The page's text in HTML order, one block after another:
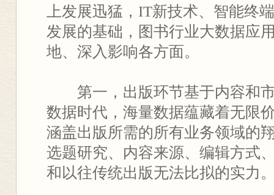
上发展迅猛，IT新技术、智能终
发展的基础，图书行业大数据应
地、深入影响各方面。
第一，出版环节基于内容和市
数据时代，海量数据蕴藏着无限
涵盖出版所需的所有业务领域的
选题研究、内容来源、编辑方式
和以往传统出版无法比拟的实力